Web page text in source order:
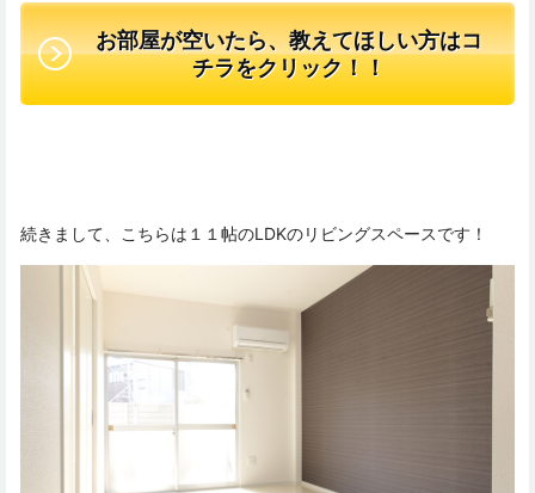
お部屋が空いたら、教えてほしい方はコ
チラをクリック！！
続きまして、こちらは１１帖のLDKのリビングスペースです！